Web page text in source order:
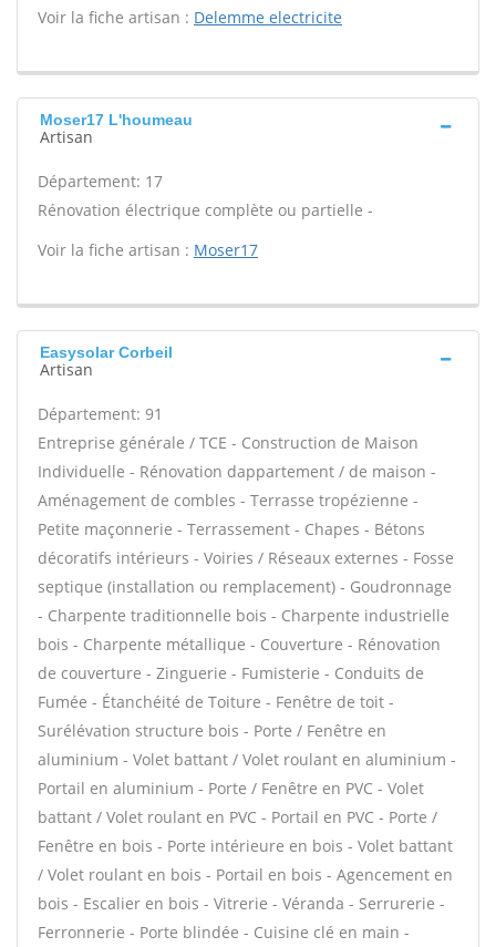
Voir la fiche artisan : Delemme electricite
Moser17 L'houmeau
Artisan
Département: 17
Rénovation électrique complète ou partielle -
Voir la fiche artisan : Moser17
Easysolar Corbeil
Artisan
Département: 91
Entreprise générale / TCE - Construction de Maison
Individuelle - Rénovation dappartement / de maison -
Aménagement de combles - Terrasse tropézienne -
Petite maçonnerie - Terrassement - Chapes - Bétons
décoratifs intérieurs - Voiries / Réseaux externes - Fosse
septique (installation ou remplacement) - Goudronnage
- Charpente traditionnelle bois - Charpente industrielle
bois - Charpente métallique - Couverture - Rénovation
de couverture - Zinguerie - Fumisterie - Conduits de
Fumée - Étanchéité de Toiture - Fenêtre de toit -
Surélévation structure bois - Porte / Fenêtre en
aluminium - Volet battant / Volet roulant en aluminium -
Portail en aluminium - Porte / Fenêtre en PVC - Volet
battant / Volet roulant en PVC - Portail en PVC - Porte /
Fenêtre en bois - Porte intérieure en bois - Volet battant
/ Volet roulant en bois - Portail en bois - Agencement en
bois - Escalier en bois - Vitrerie - Véranda - Serrurerie -
Ferronnerie - Porte blindée - Cuisine clé en main -